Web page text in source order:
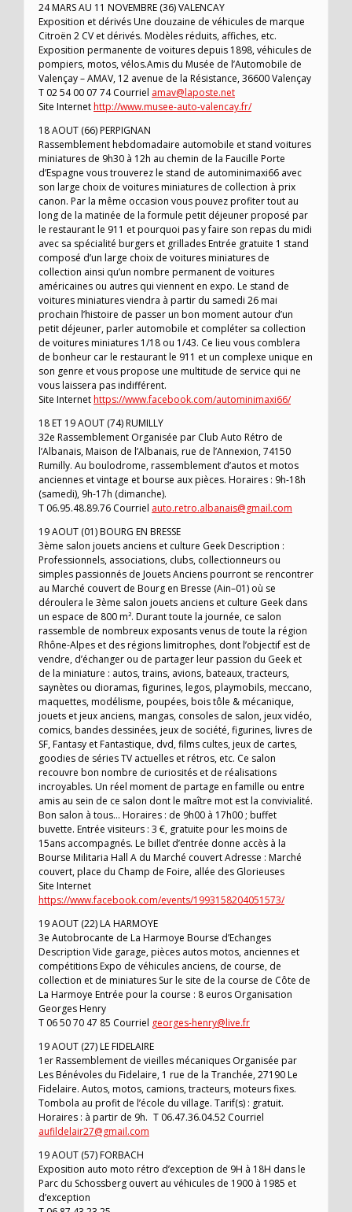
24 MARS AU 11 NOVEMBRE (36) VALENCAY
Exposition et dérivés Une douzaine de véhicules de marque
Citroën 2 CV et dérivés. Modèles réduits, affiches, etc.
Exposition permanente de voitures depuis 1898, véhicules de
pompiers, motos, vélos.Amis du Musée de l’Automobile de
Valençay – AMAV, 12 avenue de la Résistance, 36600 Valençay
T 02 54 00 07 74 Courriel amav@laposte.net
Site Internethttp://www.musee-auto-valencay.fr/
18 AOUT (66) PERPIGNAN
Rassemblement hebdomadaire automobile et stand voitures
miniatures de 9h30 à 12h au chemin de la Faucille Porte
d’Espagne vous trouverez le stand de autominimaxi66 avec
son large choix de voitures miniatures de collection à prix
canon. Par la même occasion vous pouvez profiter tout au
long de la matinée de la formule petit déjeuner proposé par
le restaurant le 911 et pourquoi pas y faire son repas du midi
avec sa spécialité burgers et grillades Entrée gratuite 1 stand
composé d’un large choix de voitures miniatures de
collection ainsi qu’un nombre permanent de voitures
américaines ou autres qui viennent en expo. Le stand de
voitures miniatures viendra à partir du samedi 26 mai
prochain l’histoire de passer un bon moment autour d’un
petit déjeuner, parler automobile et compléter sa collection
de voitures miniatures 1/18 ou 1/43. Ce lieu vous comblera
de bonheur car le restaurant le 911 et un complexe unique en
son genre et vous propose une multitude de service qui ne
vous laissera pas indifférent.
Site Internethttps://www.facebook.com/autominimaxi66/
18 ET 19 AOUT (74) RUMILLY
32e Rassemblement Organisée par Club Auto Rétro de
l’Albanais, Maison de l’Albanais, rue de l’Annexion, 74150
Rumilly. Au boulodrome, rassemblement d’autos et motos
anciennes et vintage et bourse aux pièces. Horaires : 9h-18h
(samedi), 9h-17h (dimanche).
T 06.95.48.89.76 Courriel auto.retro.albanais@gmail.com
19 AOUT (01) BOURG EN BRESSE
3ème salon jouets anciens et culture Geek Description :
Professionnels, associations, clubs, collectionneurs ou
simples passionnés de Jouets Anciens pourront se rencontrer
au Marché couvert de Bourg en Bresse (Ain–01) où se
déroulera le 3ème salon jouets anciens et culture Geek dans
un espace de 800 m². Durant toute la journée, ce salon
rassemble de nombreux exposants venus de toute la région
Rhône-Alpes et des régions limitrophes, dont l’objectif est de
vendre, d’échanger ou de partager leur passion du Geek et
de la miniature : autos, trains, avions, bateaux, tracteurs,
saynètes ou dioramas, figurines, legos, playmobils, meccano,
maquettes, modélisme, poupées, bois tôle & mécanique,
jouets et jeux anciens, mangas, consoles de salon, jeux vidéo,
comics, bandes dessinées, jeux de société, figurines, livres de
SF, Fantasy et Fantastique, dvd, films cultes, jeux de cartes,
goodies de séries TV actuelles et rétros, etc. Ce salon
recouvre bon nombre de curiosités et de réalisations
incroyables. Un réel moment de partage en famille ou entre
amis au sein de ce salon dont le maître mot est la convivialité.
Bon salon à tous… Horaires : de 9h00 à 17h00 ; buffet
buvette. Entrée visiteurs : 3 €, gratuite pour les moins de
15ans accompagnés. Le billet d’entrée donne accès à la
Bourse Militaria Hall A du Marché couvert Adresse : Marché
couvert, place du Champ de Foire, allée des Glorieuses
Site Internet
https://www.facebook.com/events/1993158204051573/
19 AOUT (22) LA HARMOYE
3e Autobrocante de La Harmoye Bourse d’Echanges
Description Vide garage, pièces autos motos, anciennes et
compétitions Expo de véhicules anciens, de course, de
collection et de miniatures Sur le site de la course de Côte de
La Harmoye Entrée pour la course : 8 euros Organisation
Georges Henry
T 06 50 70 47 85 Courriel georges-henry@live.fr
19 AOUT (27) LE FIDELAIRE
1er Rassemblement de vieilles mécaniques Organisée par
Les Bénévoles du Fidelaire, 1 rue de la Tranchée, 27190 Le
Fidelaire. Autos, motos, camions, tracteurs, moteurs fixes.
Tombola au profit de l’école du village. Tarif(s) : gratuit.
Horaires : à partir de 9h. T 06.47.36.04.52 Courriel
aufildelair27@gmail.com
19 AOUT (57) FORBACH
Exposition auto moto rétro d’exception de 9H à 18H dans le
Parc du Schossberg ouvert au véhicules de 1900 à 1985 et
d’exception